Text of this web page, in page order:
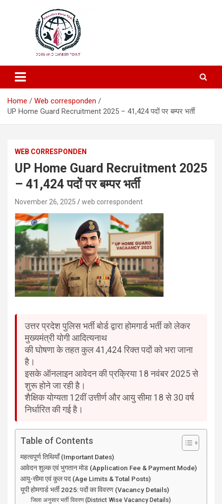
Education Portal
Home
Web corresponden
UP Home Guard Recruitment 2025 – 41,424 पदों पर बम्पर भर्ती
WEB CORRESPONDEN
UP Home Guard Recruitment 2025
– 41,424 पदों पर बम्पर भर्ती
November 26, 2025 web correspondent
उत्तर प्रदेश पुलिस भर्ती बोर्ड द्वारा होमगार्ड भर्ती को लेकर
मुख्यमंत्री योगी आदित्यनाथ
की घोषणा के तहत कुल 41,424 रिक्त पदोंको भरा जाना
है।
इसके ऑनलाइन आवेदन की प्रक्रिया 18 नवंबर 2025से
शुरू होने जा रही है।
शैक्षिक योग्यता 12वीं उत्तीर्ण और आयु सीमा 18 से 30 वर्ष
निर्धारित की गई है।
Table of Contents
महत्वपूर्ण तिथियाँ (Important Dates)
आवेदन शुल्क एवं भुगतान मोड (Application Fee & Payment Mode)
आयु-सीमा एवं कुल पद (Age Limits & Total Posts)
यूपी होमगार्ड भर्ती 2025: पदों का विवरण (Vacancy Details)
जिला अनुसार भर्ती विवरण (District Wise Vacancy Details)